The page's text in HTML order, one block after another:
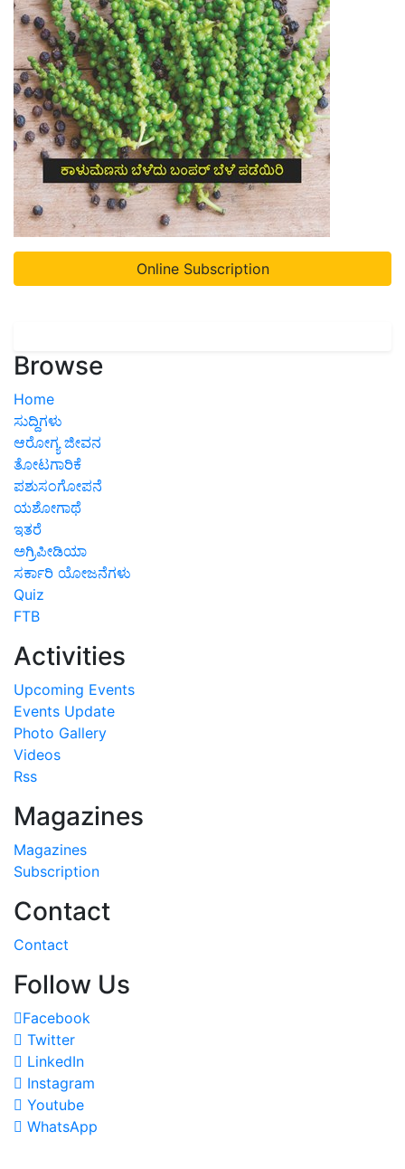
Online Subscription
Browse
Home
ಸುದ್ದಿಗಳು
ಆರೋಗ್ಯ ಜೀವನ
ತೋಟಗಾರಿಕೆ
ಪಶುಸಂಗೋಪನೆ
ಯಶೋಗಾಥೆ
ಇತರೆ
ಅಗ್ರಿಪೀಡಿಯಾ
ಸರ್ಕಾರಿ ಯೋಜನೆಗಳು
Quiz
FTB
Activities
Upcoming Events
Events Update
Photo Gallery
Videos
Rss
Magazines
Magazines
Subscription
Contact
Contact
Follow Us
Facebook
Twitter
LinkedIn
Instagram
Youtube
WhatsApp